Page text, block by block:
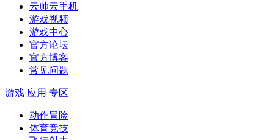
云帅云手机
游戏视频
游戏中心
官方论坛
官方博客
常见问题
游戏 应用 专区
动作冒险
体育竞技